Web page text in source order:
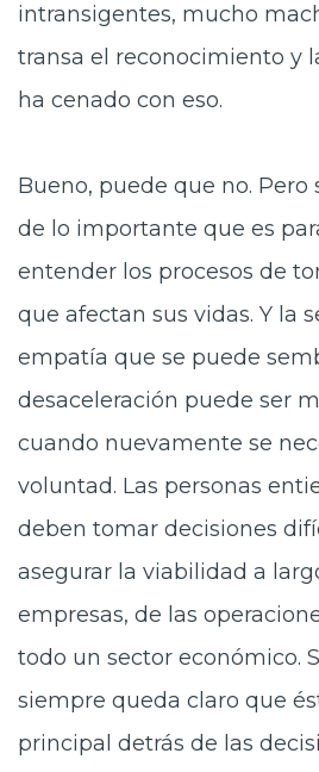
intransigentes, mucho
transa el reconocimiento y
ha cenado con eso.
Bueno, puede que no. Pero
de lo importante que es
entender los procesos de
que afectan sus vidas. Y la
empatía que se puede
desaceleración puede ser
cuando nuevamente se
voluntad. Las personas
deben tomar decisiones
asegurar la viabilidad a
empresas, de las
todo un sector económico.
siempre queda claro que
principal detrás de las